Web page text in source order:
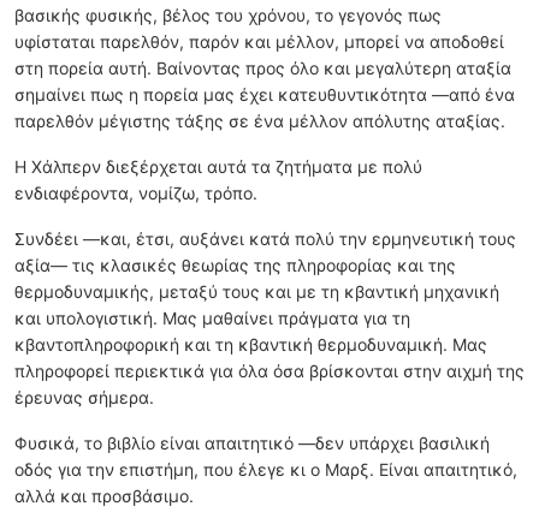
βασικής φυσικής, βέλος του χρόνου, το γεγονός πως
υφίσταται παρελθόν, παρόν και μέλλον, μπορεί να αποδοθεί
στη πορεία αυτή. Βαίνοντας προς όλο και μεγαλύτερη αταξία
σημαίνει πως η πορεία μας έχει κατευθυντικότητα —από ένα
παρελθόν μέγιστης τάξης σε ένα μέλλον απόλυτης αταξίας.
Η Χάλπερν διεξέρχεται αυτά τα ζητήματα με πολύ
ενδιαφέροντα, νομίζω, τρόπο.
Συνδέει —και, έτσι, αυξάνει κατά πολύ την ερμηνευτική τους
αξία— τις κλασικές θεωρίας της πληροφορίας και της
θερμοδυναμικής, μεταξύ τους και με τη κβαντική μηχανική
και υπολογιστική. Μας μαθαίνει πράγματα για τη
κβαντοπληροφορική και τη κβαντική θερμοδυναμική. Μας
πληροφορεί περιεκτικά για όλα όσα βρίσκονται στην αιχμή της
έρευνας σήμερα.
Φυσικά, το βιβλίο είναι απαιτητικό —δεν υπάρχει βασιλική
οδός για την επιστήμη, που έλεγε κι ο Μαρξ. Είναι απαιτητικό,
αλλά και προσβάσιμο.